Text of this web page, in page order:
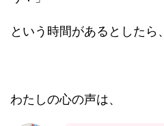
という時間があるとしたら、
わたしの心の声は、